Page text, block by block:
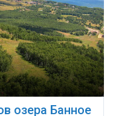
озера Банное